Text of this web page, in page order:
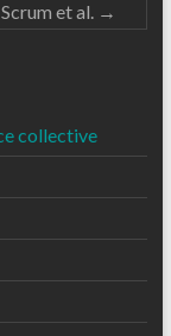
Scrum et al. →
collective